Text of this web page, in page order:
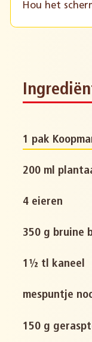
Hou het
1 pak
200 ml
4 eieren
350 g bruine
1½ tl kaneel
mespuntje
150 g